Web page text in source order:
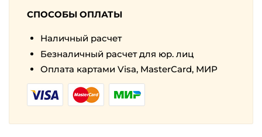
СПОСОБЫ ОПЛАТЫ
Наличный расчет
Безналичный расчет для юр. лиц
Оплата картами Visa, MasterCard, МИР